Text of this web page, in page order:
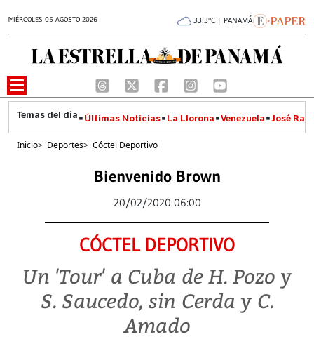
MIÉRCOLES 05 AGOSTO 2026 33.3°C | PANAMÁ
Últimas Noticias La Llorona Venezuela José
Inicio> Deportes> Cóctel Deportivo
Bienvenido Brown
20/02/2020 06:00
CÓCTEL DEPORTIVO
Un 'Tour' a Cuba de H. Pozo y
S. Saucedo, sin Cerda y C.
Amado